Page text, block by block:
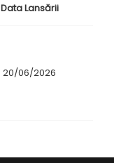
Data Lansării
20/06/2026